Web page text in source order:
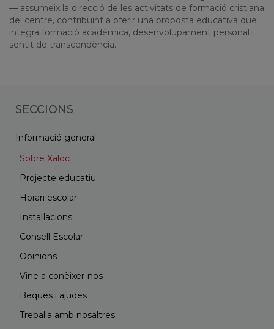
— assumeix la direcció de les activitats de formació cristiana
del centre, contribuint a oferir una proposta educativa que
integra formació acadèmica, desenvolupament personal i
sentit de transcendència.
SECCIONS
Informació general
Sobre Xaloc
Projecte educatiu
Horari escolar
Instal·lacions
Consell Escolar
Opinions
Vine a conèixer-nos
Beques i ajudes
Treballa amb nosaltres